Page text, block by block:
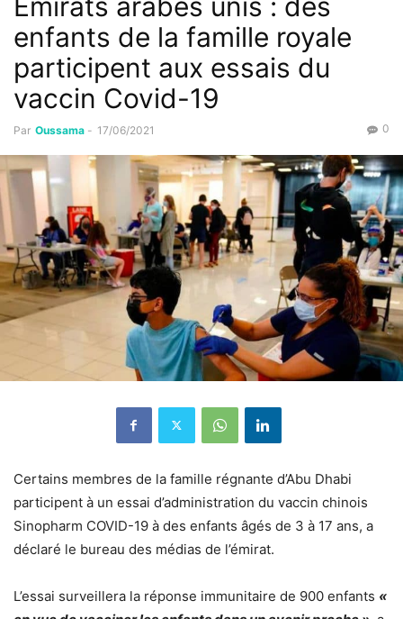
Emirats arabes unis : des
enfants de la famille royale
participent aux essais du
vaccin Covid-19
Par Oussama - 17/06/2021 0
Certains membres de la famille régnante d’Abu Dhabi
participent à un essai d’administration du vaccin chinois
Sinopharm COVID-19 à des enfants âgés de 3 à 17 ans, a
déclaré le bureau des médias de l’émirat.
L’essai surveillera la réponse immunitaire de 900 enfants «